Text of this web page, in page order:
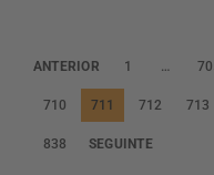
P
a
g
ANTERIOR 1 …
710 711 712 713
838 SEGUINTE